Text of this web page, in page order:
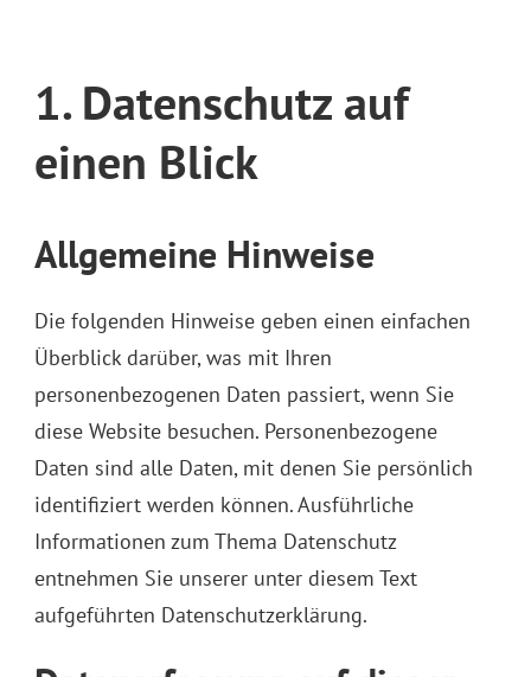
1. Datenschutz auf
einen Blick
Allgemeine Hinweise
Die folgenden Hinweise geben einen einfachen
Überblick darüber, was mit Ihren
personenbezogenen Daten passiert, wenn Sie
diese Website besuchen. Personenbezogene
Daten sind alle Daten, mit denen Sie persönlich
identifiziert werden können. Ausführliche
Informationen zum Thema Datenschutz
entnehmen Sie unserer unter diesem Text
aufgeführten Datenschutzerklärung.